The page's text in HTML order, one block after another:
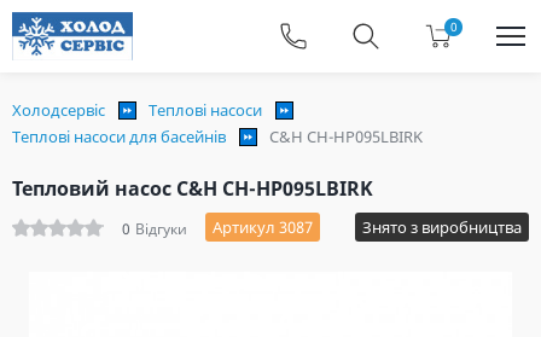
0
Холодсервіс
Теплові насоси
Теплові насоси для басейнів
C&H CH-HP095LBIRK
Тепловий насос C&H CH-HP095LBIRK
0 Відгуки Артикул 3087 Знято з виробництва